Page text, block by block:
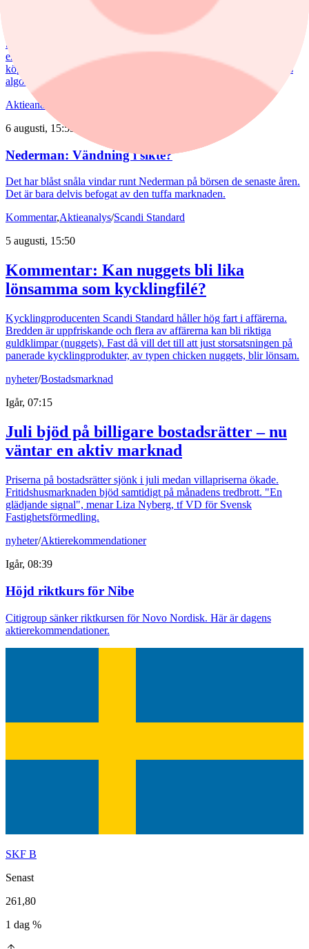
I den här artikeln lyfter vi fram de tre investmentbolag som i dag
uppvisar den starkaste tekniska bilden enligt vår nya Investtech
Score, som sammanfattar den tekniska bedömningen av en aktie på
en skala från –100 till +100, där högre värden indikerar en starkare
köpsignal och lägre värden en starkare säljsignal enligt Investtechs
algoritmer.
Aktieanalys
6 augusti, 15:55
Nederman: Vändning i sikte?
Det har blåst snåla vindar runt Nederman på börsen de senaste åren.
Det är bara delvis befogat av den tuffa marknaden.
Kommentar,Aktieanalys/Scandi Standard
5 augusti, 15:50
Kommentar: Kan nuggets bli lika
lönsamma som kycklingfilé?
Kycklingproducenten Scandi Standard håller hög fart i affärerna.
Bredden är uppfriskande och flera av affärerna kan bli riktiga
guldklimpar (nuggets). Fast då vill det till att just storsatsningen på
panerade kycklingprodukter, av typen chicken nuggets, blir lönsam.
nyheter/Bostadsmarknad
Igår, 07:15
Juli bjöd på billigare bostadsrätter – nu
väntar en aktiv marknad
Priserna på bostadsrätter sjönk i juli medan villapriserna ökade.
Fritidshusmarknaden bjöd samtidigt på månadens tredbrott. "En
glädjande signal", menar Liza Nyberg, tf VD för Svensk
Fastighetsförmedling.
nyheter/Aktierekommendationer
Igår, 08:39
Höjd riktkurs för Nibe
Citigroup sänker riktkursen för Novo Nordisk. Här är dagens
aktierekommendationer.
SKF B
Senast
261,80
1 dag %